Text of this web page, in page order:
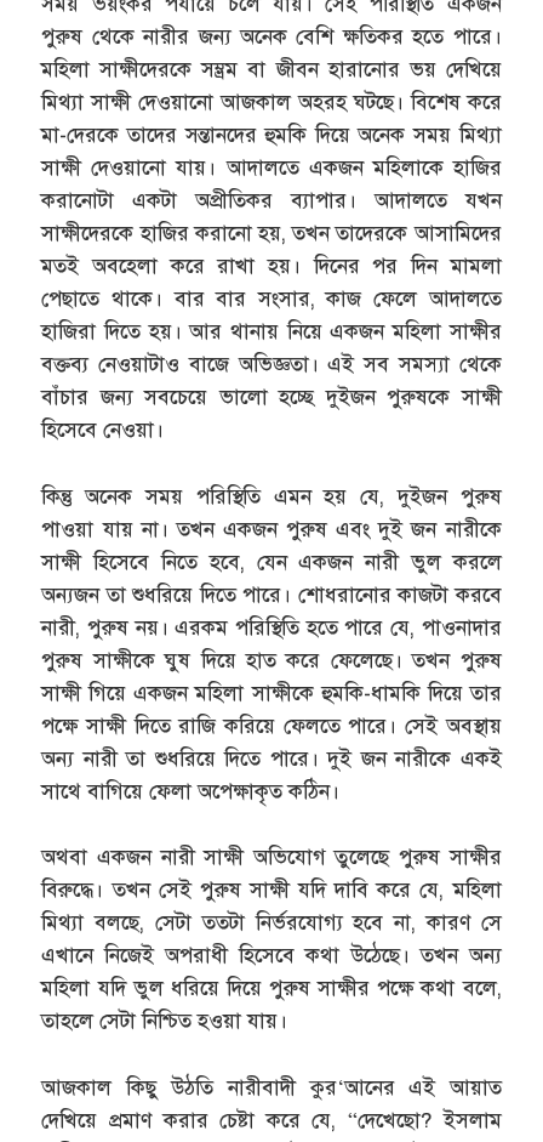
পুরুষ থেকে নারীর জন্য অনেক বেশি ক্ষতিকর হতে পারে।
মহিলা সাক্ষীদেরকে সম্ভ্রম বা জীবন হারানোর ভয় দেখিয়ে
মিথ্যা সাক্ষী দেওয়ানো আজকাল অহরহ ঘটছে। বিশেষ করে
মা-দেরকে তাদের সন্তানদের হুমকি দিয়ে অনেক সময় মিথ্যা
সাক্ষী দেওয়ানো যায়। আদালতে একজন মহিলাকে হাজির
করানোটা একটা অপ্রীতিকর ব্যাপার। আদালতে যখন
সাক্ষীদেরকে হাজির করানো হয়, তখন তাদেরকে আসামিদের
মতই অবহেলা করে রাখা হয়। দিনের পর দিন মামলা
পেছাতে থাকে। বার বার সংসার, কাজ ফেলে আদালতে
হাজিরা দিতে হয়। আর থানায় নিয়ে একজন মহিলা সাক্ষীর
বক্তব্য নেওয়াটাও বাজে অভিজ্ঞতা। এই সব সমস্যা থেকে
বাঁচার জন্য সবচেয়ে ভালো হচ্ছে দুইজন পুরুষকে সাক্ষী
হিসেবে নেওয়া।
কিন্তু অনেক সময় পরিস্থিতি এমন হয় যে, দুইজন পুরুষ
পাওয়া যায় না। তখন একজন পুরুষ এবং দুই জন নারীকে
সাক্ষী হিসেবে নিতে হবে, যেন একজন নারী ভুল করলে
অন্যজন তা শুধরিয়ে দিতে পারে। শোধরানোর কাজটা করবে
নারী, পুরুষ নয়। এরকম পরিস্থিতি হতে পারে যে, পাওনাদার
পুরুষ সাক্ষীকে ঘুষ দিয়ে হাত করে ফেলেছে। তখন পুরুষ
সাক্ষী গিয়ে একজন মহিলা সাক্ষীকে হুমকি-ধামকি দিয়ে তার
পক্ষে সাক্ষী দিতে রাজি করিয়ে ফেলতে পারে। সেই অবস্থায়
অন্য নারী তা শুধরিয়ে দিতে পারে। দুই জন নারীকে একই
সাথে বাগিয়ে ফেলা অপেক্ষাকৃত কঠিন।
অথবা একজন নারী সাক্ষী অভিযোগ তুলেছে পুরুষ সাক্ষীর
বিরুদ্ধে। তখন সেই পুরুষ সাক্ষী যদি দাবি করে যে, মহিলা
মিথ্যা বলছে, সেটা ততটা নির্ভরযোগ্য হবে না, কারণ সে
এখানে নিজেই অপরাধী হিসেবে কথা উঠেছে। তখন অন্য
মহিলা যদি ভুল ধরিয়ে দিয়ে পুরুষ সাক্ষীর পক্ষে কথা বলে,
তাহলে সেটা নিশ্চিত হওয়া যায়।
আজকাল কিছু উঠতি নারীবাদী কুর‘আনের এই আয়াত
দেখিয়ে প্রমাণ করার চেষ্টা করে যে, “দেখেছো? ইসলাম